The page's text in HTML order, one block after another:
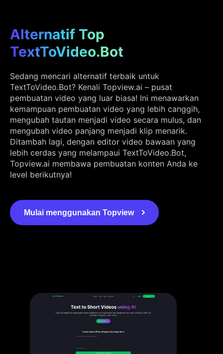
Alternatif Top
TextToVideo.Bot
Sedang mencari alternatif terbaik untuk
TextToVideo.Bot? Kenali Topview.ai – pusat
pembuatan video yang luar biasa! Ini menawarkan
kemampuan pembuatan video yang lebih canggih,
mengubah tautan menjadi video secara mulus, dan
mengubah video panjang menjadi klip menarik.
Ditambah lagi, dengan editor video bawaan yang
lebih cerdas yang melampaui TextToVideo.Bot,
Topview.ai membawa pembuatan konten Anda ke
level berikutnya!
Mulai menggunakan Topview